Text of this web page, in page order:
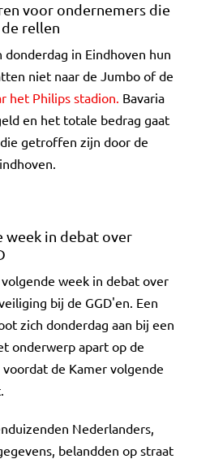
voor ondernemers die
rellen
in Eindhoven hun
niet naar de Jumbo of de
het Philips stadion. Bavaria
en het totale bedrag gaat
getroffen zijn door de
week in debat over
week in debat over
bij de GGD'en. Een
zich donderdag aan bij een
onderwerp apart op de
de Kamer volgende
Nederlanders,
belandden op straat